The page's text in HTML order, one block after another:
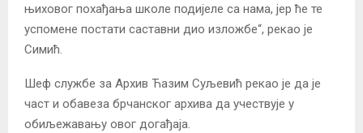
њиховог похађања школе подијеле са нама, јер ће те
успомене постати саставни дио изложбе“, рекао је
Симић.
Шеф службе за Архив Ћазим Суљевић рекао је да је
част и обавеза брчанског архива да учествује у
обиљежавању овог догађаја.